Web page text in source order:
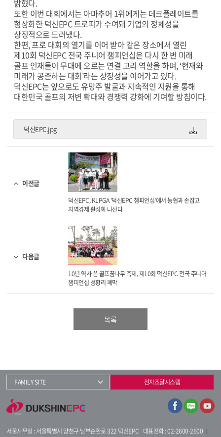
밝혔다.
또한 이번 대회에서는 아마추어 1위에게는 데크플레이트를
형상화한 덕신EPC 트로피가 수여돼 기업의 정체성을
상징적으로 드러냈다.
한편, 프로 대회의 열기를 이어 받아 같은 장소에서 열린
제10회 덕신EPC 전국 주니어 챔피언십은 다시 한 번 미래
골프 인재들이 무대에 오르는 연결 고리 역할을 하며, ‘현재와
미래가 공존하는 대회’라는 상징성을 이어가고 있다.
덕신EPC는 앞으로도 유망주 발굴과 지속적인 지원을 통해
대한민국 골프의 저변 확대와 경쟁력 강화에 기여할 방침이다.
덕신EPC.jpg
이전글
덕신EPC, KLPGA '덕신EPC 챔피언십'에서 농협과 손잡고
지역경제 활성화 나선다
다음글
10년 역사 쓴 골프꿈나무 축제, 제10회 덕신EPC 전국 주니어
챔피언십 성황리 폐막
목록
서울사무실 : 서울특별시 양천구 남부순환로 322 덕신EPC 대표전화 : 02-2600-2600
FAMILY SITE 전자조달시스템